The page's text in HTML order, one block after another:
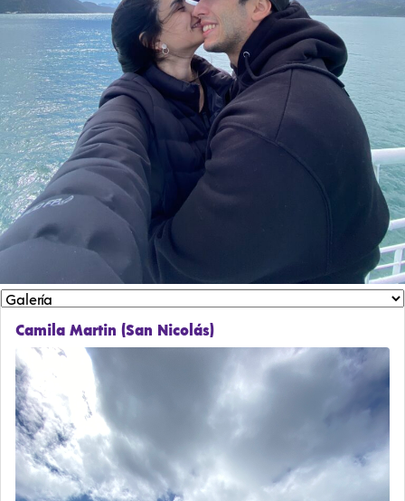
Camila Martin (San Nicolás)